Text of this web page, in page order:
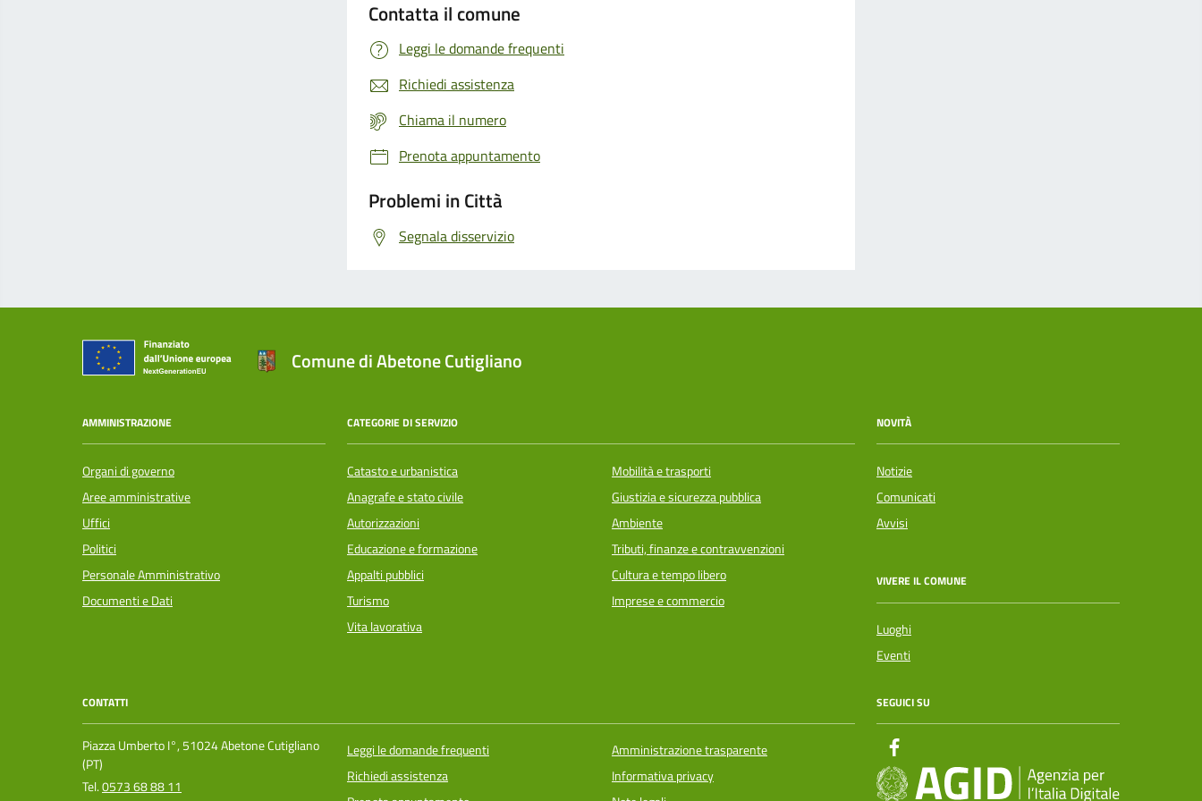
Contatta il comune
Leggi le domande frequenti
Richiedi assistenza
Chiama il numero
Prenota appuntamento
Problemi in Città
Segnala disservizio
Comune di Abetone Cutigliano
AMMINISTRAZIONE
Organi di governo
Aree amministrative
Uffici
Politici
Personale Amministrativo
Documenti e Dati
CATEGORIE DI SERVIZIO
Catasto e urbanistica
Anagrafe e stato civile
Autorizzazioni
Educazione e formazione
Appalti pubblici
Turismo
Vita lavorativa
Mobilità e trasporti
Giustizia e sicurezza pubblica
Ambiente
Tributi, finanze e contravvenzioni
Cultura e tempo libero
Imprese e commercio
NOVITÀ
Notizie
Comunicati
Avvisi
VIVERE IL COMUNE
Luoghi
Eventi
CONTATTI
Piazza Umberto I°, 51024 Abetone Cutigliano
(PT)
Tel.0573 68 88 11
Leggi le domande frequenti
Richiedi assistenza
Amministrazione trasparente
Informativa privacy
SEGUICI SU